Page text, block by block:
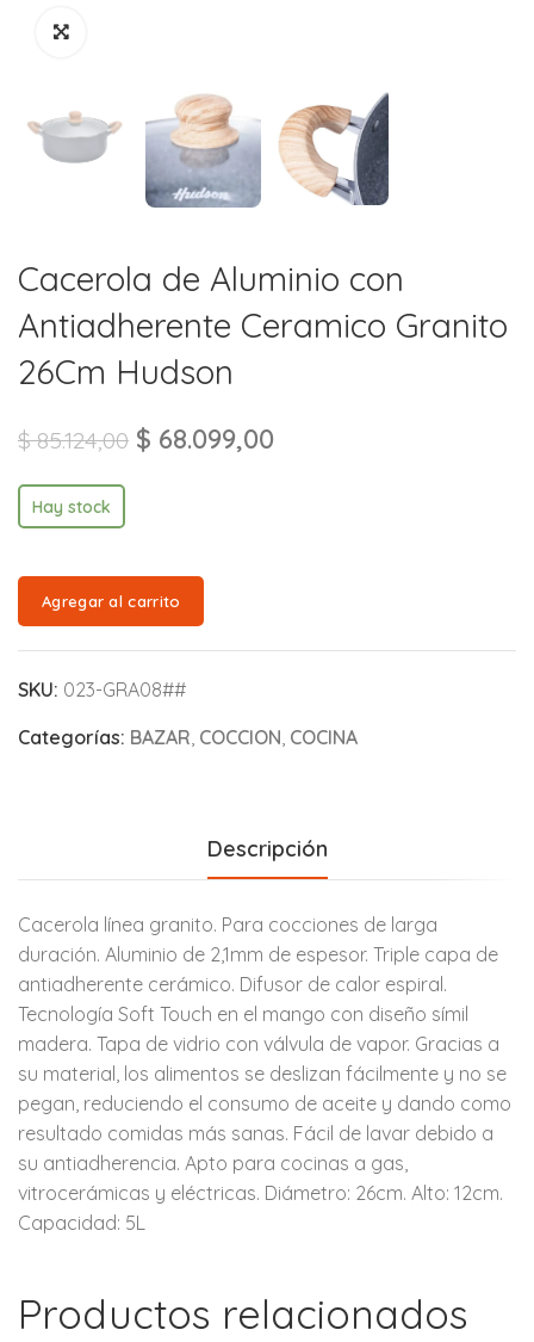
Cacerola de Aluminio con
Antiadherente Ceramico Granito
26Cm Hudson
$85.124,00 $ 68.099,00
Hay stock
Agregar al carrito
SKU: 023-GRA08##
Categorías: BAZAR, COCCION, COCINA
Descripción
Cacerola línea granito. Para cocciones de larga
duración. Aluminio de 2,1mm de espesor. Triple capa de
antiadherente cerámico. Difusor de calor espiral.
Tecnología Soft Touch en el mango con diseño símil
madera. Tapa de vidrio con válvula de vapor. Gracias a
su material, los alimentos se deslizan fácilmente y no se
pegan, reduciendo el consumo de aceite y dando como
resultado comidas más sanas. Fácil de lavar debido a
su antiadherencia. Apto para cocinas a gas,
vitrocerámicas y eléctricas. Diámetro: 26cm. Alto: 12cm.
Capacidad: 5L
Productos relacionados